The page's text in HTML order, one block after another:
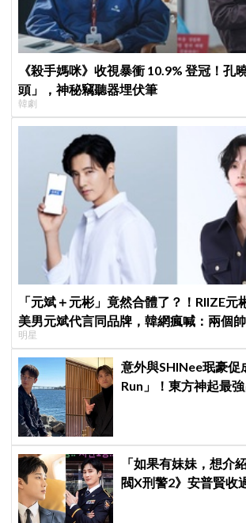
《殺手媽咪》收視暴衝 10.9% 登冠！孔
頭」，神秘竊聽器埋伏筆
韓劇
「元斌＋元彬」竟然合體了？！RIIZE元
美男元斌代言同品牌，韓網瘋喊：兩個帥
明星
意外與SHINee珉豪促
Run」！東方神起最
「如果有妹妹，想介
閥X刑警2》安普賢收